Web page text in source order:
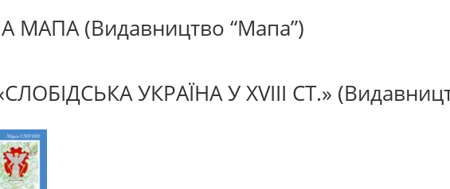
МАПА (Видавництво “Мапа”)
УКРАЇНА У ХVIII СТ.»